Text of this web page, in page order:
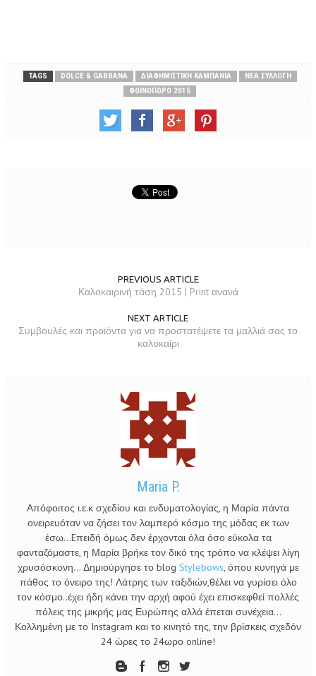
TAGS DOLCE & GABBANA ΔΙΑΦΗΜΙΣΤΙΚΉ ΚΑΜΠΆΝΙΑ
ΝΈΑ ΣΥΛΛΟΓΉ
ΦΘΙΝΌΠΩΡΟ 2015
PREVIOUS ARTICLE
Καλοκαιρινή τάση 2015 | Print ανανά
NEXT ARTICLE
Συμβουλές και προϊόντα για να προστατέψετε τα μαλλιά σας το
καλοκαίρι
Maria P.
Απόφοιτος ι.ε.κ σχεδίου και ενδυματολογίας, η Μαρία πάντα
ονειρευόταν να ζήσει τον λαμπερό κόσμο της μόδας εκ των
έσω...Eπειδή όμως δεν έρχονται όλα όσο εύκολα τα
φανταζόμαστε, η Μαρία βρήκε τον δικό της τρόπο να κλέψει λίγη
χρυσόσκονη... Δημιούργησε το blog Stylebows, όπου κυνηγά με
πάθος το όνειρο της! Λάτρης των ταξιδιών,θέλει να γυρίσει όλο
τον κόσμο..έχει ήδη κάνει την αρχή αφού έχει επισκεφθεί πολλές
πόλεις της μικρής μας Ευρώπης αλλά έπεται συνέχεια...
Κολλημένη με το Instagram και το κινητό της, την βρίσκεις σχεδόν
24 ώρες το 24ωρο online!